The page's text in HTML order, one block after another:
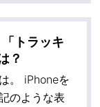
トラッキ
？
。 iPhoneを
のような表